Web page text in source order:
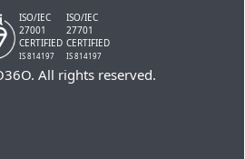
ISO/IEC
27001
CERTIFIED
IS 814197
ISO/IEC
27701
CERTIFIED
IS 814197
All rights reserved.